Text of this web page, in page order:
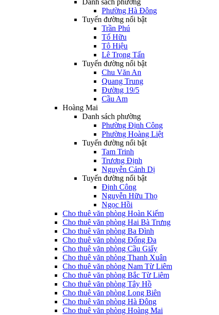
Danh sách phường
Phường Hà Đông
Tuyến đường nổi bật
Trần Phú
Tố Hữu
Tô Hiệu
Lê Trọng Tấn
Tuyến đường nổi bật
Chu Văn An
Quang Trung
Đường 19/5
Cầu Am
Hoàng Mai
Danh sách phường
Phường Định Công
Phường Hoàng Liệt
Tuyến đường nổi bật
Tam Trinh
Trương Định
Nguyễn Cảnh Dị
Tuyến đường nổi bật
Định Công
Nguyễn Hữu Thọ
Ngọc Hồi
Cho thuê văn phòng Hoàn Kiếm
Cho thuê văn phòng Hai Bà Trưng
Cho thuê văn phòng Ba Đình
Cho thuê văn phòng Đống Đa
Cho thuê văn phòng Cầu Giấy
Cho thuê văn phòng Thanh Xuân
Cho thuê văn phòng Nam Từ Liêm
Cho thuê văn phòng Bắc Từ Liêm
Cho thuê văn phòng Tây Hồ
Cho thuê văn phòng Long Biên
Cho thuê văn phòng Hà Đông
Cho thuê văn phòng Hoàng Mai